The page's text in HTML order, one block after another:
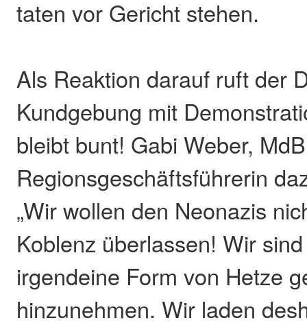
taten vor Gericht stehen.
Als Reaktion darauf ruft der
Kundgebung mit
bleibt bunt! Gabi Weber,
Regionsgeschäftsführerin
„Wir wollen den Neonazis
Koblenz überlassen! Wir
irgend­eine Form von Hetze
hinzunehmen. Wir laden